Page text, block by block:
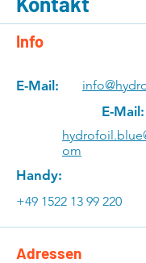
Info
E-Mail:
E-Mail:
om
Handy:
+49 1522 13 99 220
Adressen